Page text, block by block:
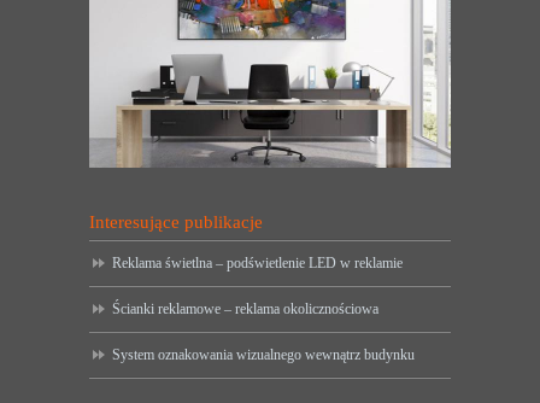
Interesujące publikacje
Reklama świetlna – podświetlenie LED w reklamie
Ścianki reklamowe – reklama okolicznościowa
System oznakowania wizualnego wewnątrz budynku